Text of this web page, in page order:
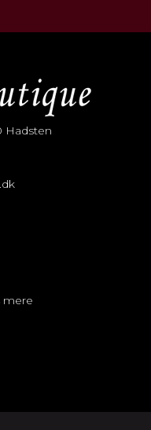
Hadsten
mere